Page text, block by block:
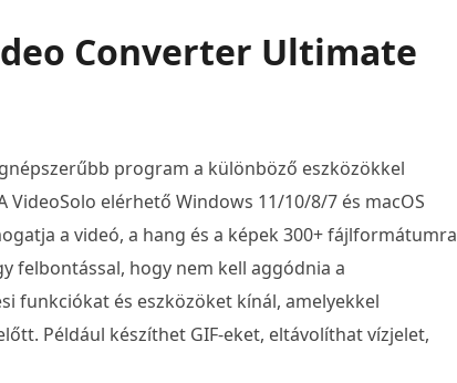
Converter Ultimate
program a különböző eszközökkel
elérhető Windows 11/10/8/7 és macOS
a videó, a hang és a képek 300+ fájlformátumra
felbontással, hogy nem kell aggódnia a
funkciókat és eszközöket kínál, amelyekkel
Például készíthet GIF-eket, eltávolíthat vízjelet,